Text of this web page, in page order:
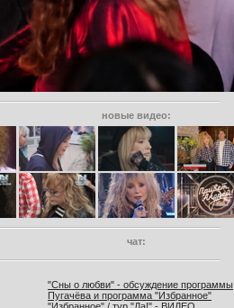
новые видео:
чат:
"Сны о любви" - обсуждение программы
Пугачёва и программа "Избранное"